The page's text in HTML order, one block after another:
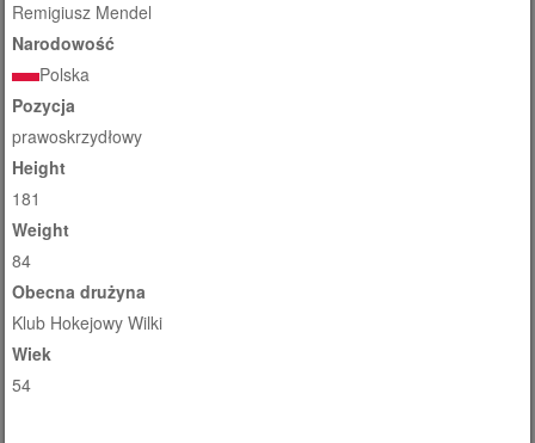
Remigiusz Mendel
Narodowość
Polska
Pozycja
prawoskrzydłowy
Height
181
Weight
84
Obecna drużyna
Klub Hokejowy Wilki
Wiek
54